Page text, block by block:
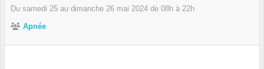
Du samedi 25 au dimanche 26 mai 2024 de 08h à 22h
Apnée